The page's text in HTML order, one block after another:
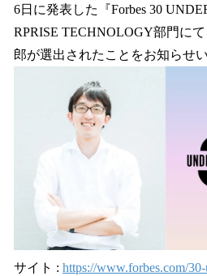
み
込
中
6日に発表した『Forbes 30
RPRISE TECHNOLOGY部門に
郎が選出されたことをお知らせ
サイト : https://www.forbes.com/